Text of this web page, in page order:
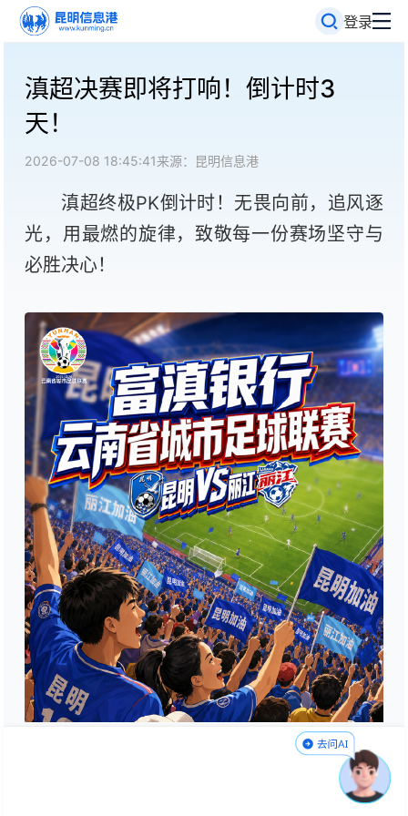
登录
滇超决赛即将打响！倒计时3
天！
2026-07-08 18:45:41来源：昆明信息港
滇超终极PK倒计时！无畏向前，追风逐
光，用最燃的旋律，致敬每一份赛场坚守与
必胜决心！